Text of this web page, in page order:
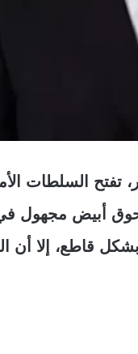
تفتح السلطات
أبيض مجهول في
بشكل قاطع، إلا